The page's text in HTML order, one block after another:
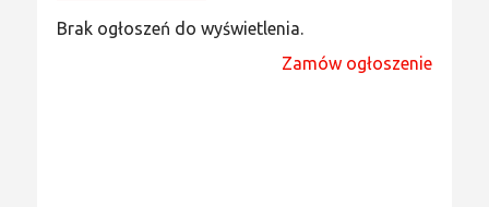
Brak ogłoszeń do wyświetlenia.
Zamów ogłoszenie